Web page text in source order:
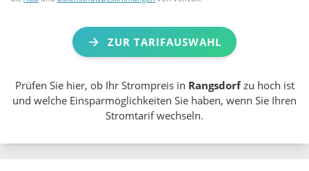
ZUR TARIFAUSWAHL
Prüfen Sie hier, ob Ihr Strompreis in Rangsdorfzu hoch ist
und welche Einsparmöglichkeiten Sie haben, wenn Sie Ihren
Stromtarif wechseln.